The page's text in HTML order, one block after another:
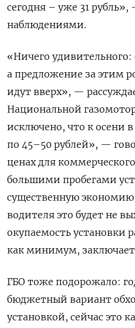
сегодня – уже 31
наблюдениями.
«Ничего удивительного:
а предложение за этим
идут вверх», —
Национальной
исключено, что к осени
по 45–50 рублей», —
ценах для
большими пробегами
существенную
водителя это будет не
окупаемость установки
как минимум, заключает
ГБО тоже подорожало:
бюджетный вариант
установкой, сейчас это